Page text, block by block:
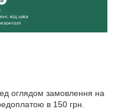
оглядом замовлення на
в 150 грн.